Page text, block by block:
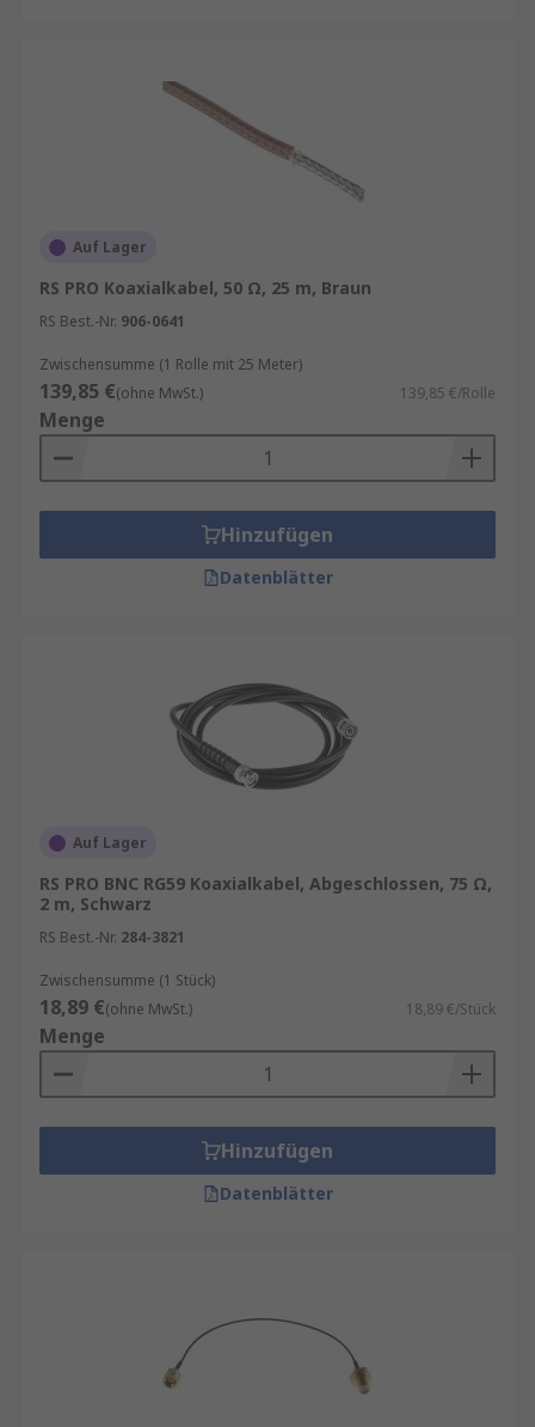
Auf Lager
RS PRO Koaxialkabel, 50 Ω, 25 m, Braun
RS Best.-Nr. 906-0641
Zwischensumme (1 Rolle mit 25 Meter)
139,85 €(ohne MwSt.) 139,85 €/Rolle
Menge
Hinzufügen
Datenblätter
Auf Lager
RS PRO BNC RG59 Koaxialkabel, Abgeschlossen, 75 Ω,
2 m, Schwarz
RS Best.-Nr. 284-3821
Zwischensumme (1 Stück)
18,89 €(ohne MwSt.) 18,89 €/Stück
Menge
Hinzufügen
Datenblätter